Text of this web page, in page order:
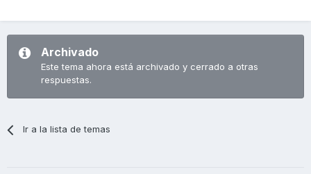
Archivado
Este tema ahora está archivado y cerrado a otras
respuestas.
Ir a la lista de temas